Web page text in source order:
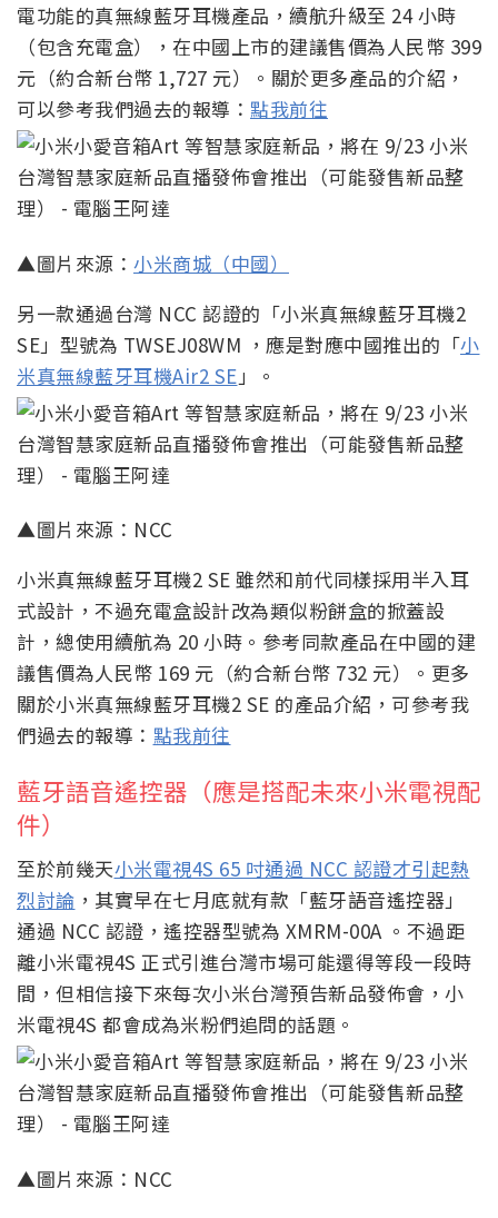
電功能的真無線藍牙耳機產品，續航升級至 24 小時
（包含充電盒），在中國上市的建議售價為人民幣 399
元（約合新台幣 1,727 元）。關於更多產品的介紹，
可以參考我們過去的報導： 點我前往
▲圖片來源： 小米商城（中國）
另一款通過台灣 NCC 認證的「小米真無線藍牙耳機2
SE」型號為 TWSEJ08WM ，應是對應中國推出的「小
米真無線藍牙耳機Air2 SE 」。
▲圖片來源：NCC
小米真無線藍牙耳機2 SE 雖然和前代同樣採用半入耳
式設計，不過充電盒設計改為類似粉餅盒的掀蓋設
計，總使用續航為 20 小時。參考同款產品在中國的建
議售價為人民幣 169 元（約合新台幣 732 元）。更多
關於小米真無線藍牙耳機2 SE 的產品介紹，可參考我
們過去的報導： 點我前往
藍牙語音遙控器（應是搭配未來小米電視配
件）
至於前幾天小米電視4S 65 吋通過 NCC 認證才引起熱
烈討論 ，其實早在七月底就有款「藍牙語音遙控器」
通過 NCC 認證，遙控器型號為 XMRM-00A 。不過距
離小米電視4S 正式引進台灣市場可能還得等段一段時
間，但相信接下來每次小米台灣預告新品發佈會，小
米電視4S 都會成為米粉們追問的話題。
▲圖片來源：NCC